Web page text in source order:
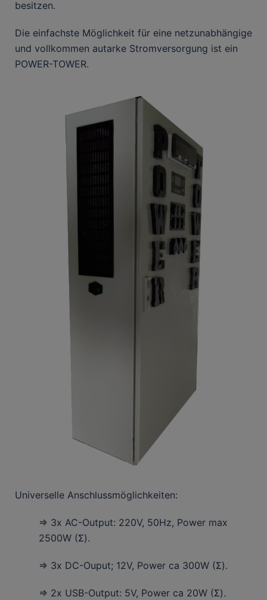
besitzen.
Die einfachste Möglichkeit für eine netzunabhängige
und vollkommen autarke Stromversorgung ist ein
POWER-TOWER.
Universelle Anschlussmöglichkeiten:
⇒ 3x AC-Output: 220V, 50Hz, Power max
2500W (Σ).
⇒ 3x DC-Ouput; 12V, Power ca 300W (Σ).
⇒ 2x USB-Output: 5V, Power ca 20W (Σ).